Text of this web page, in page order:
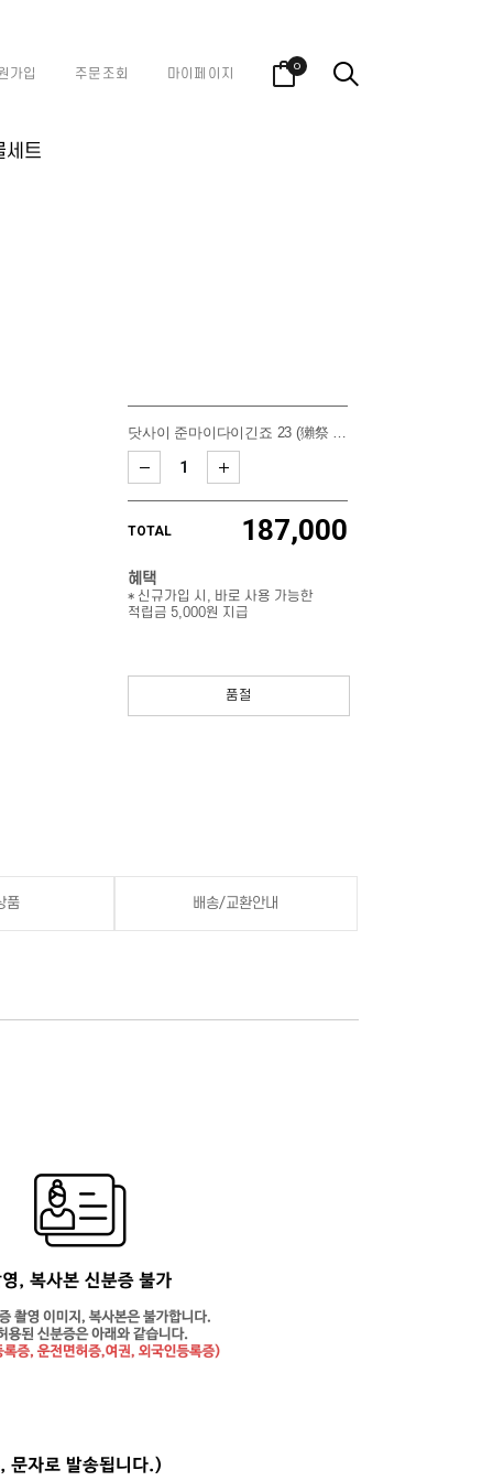
세트
가입 주문조회 마이페이지 0
닷사이 준마이다이긴죠 23 (獺祭 純米大吟釀 23)
TOTAL 187,000
혜택
* 신규가입 시, 바로 사용 가능한
적립금 5,000원 지급
품절
품 배송/교환안내